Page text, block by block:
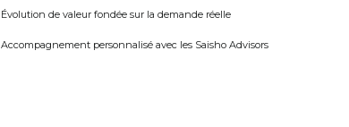
Évolution de valeur fondée sur la demande réelle
Accompagnement personnalisé avec les Saisho Advisors